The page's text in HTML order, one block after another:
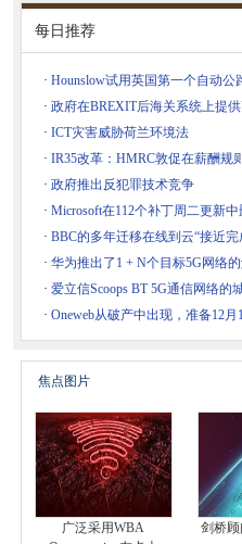
每日推荐
· Hounslow试用英国第一个自动公
· 政府在BREXIT后海关系统上提
· ICT灾害威胁荷兰环境法
· IR35改革：HMRC敦促在薪酬规
· 政府推出反犯罪技术竞争
· Microsoft在112个补丁周二更新
· BBC的多年迁移在线到云“接近
· 华为推出了1 + N个目标5G网络
· 爱立信Scoops BT 5G通信网络的
· Oneweb从破产中出现，准备12月
焦点图片
广泛采用WBA
剑桥顾